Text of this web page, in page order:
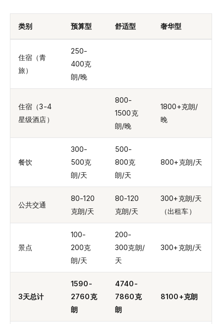
类别 预算型 舒适型 奢华型
住宿（青
旅）
250-
400克
朗/晚
住宿（3-4
星级酒店）
800-
1500克
朗/晚
1800+克朗/
晚
餐饮
300-
500克
朗/天
500-
800克
朗/天
800+克朗/天
公共交通
80-120
克朗/天
80-120
克朗/天
300+克朗/天
（出租车）
景点
100-
200克
朗/天
200-
300克朗/
天
300+克朗/天
3天总计
1590-
2760克
朗
4740-
7860克
朗
8100+克朗